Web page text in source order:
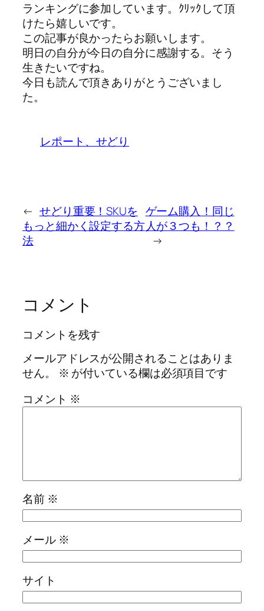
ランキングに参加しています。ｸﾘｯｸして頂
けたら嬉しいです。
この記事が良かったらお願いします。
明日の自分が今日の自分に感謝する。そう
生きたいですね。
今日も読んで頂きありがとうございまし
た。
レポート、せどり
← せどり重要！SKUを
もっと細かく設定する方
法
ゲーム購入！同じ
人が３つも！？？
→
コメント
コメントを残す
メールアドレスが公開されることはありま
せん。
※ が付いている欄は必須項目です
コメント ※
名前 ※
メール ※
サイト